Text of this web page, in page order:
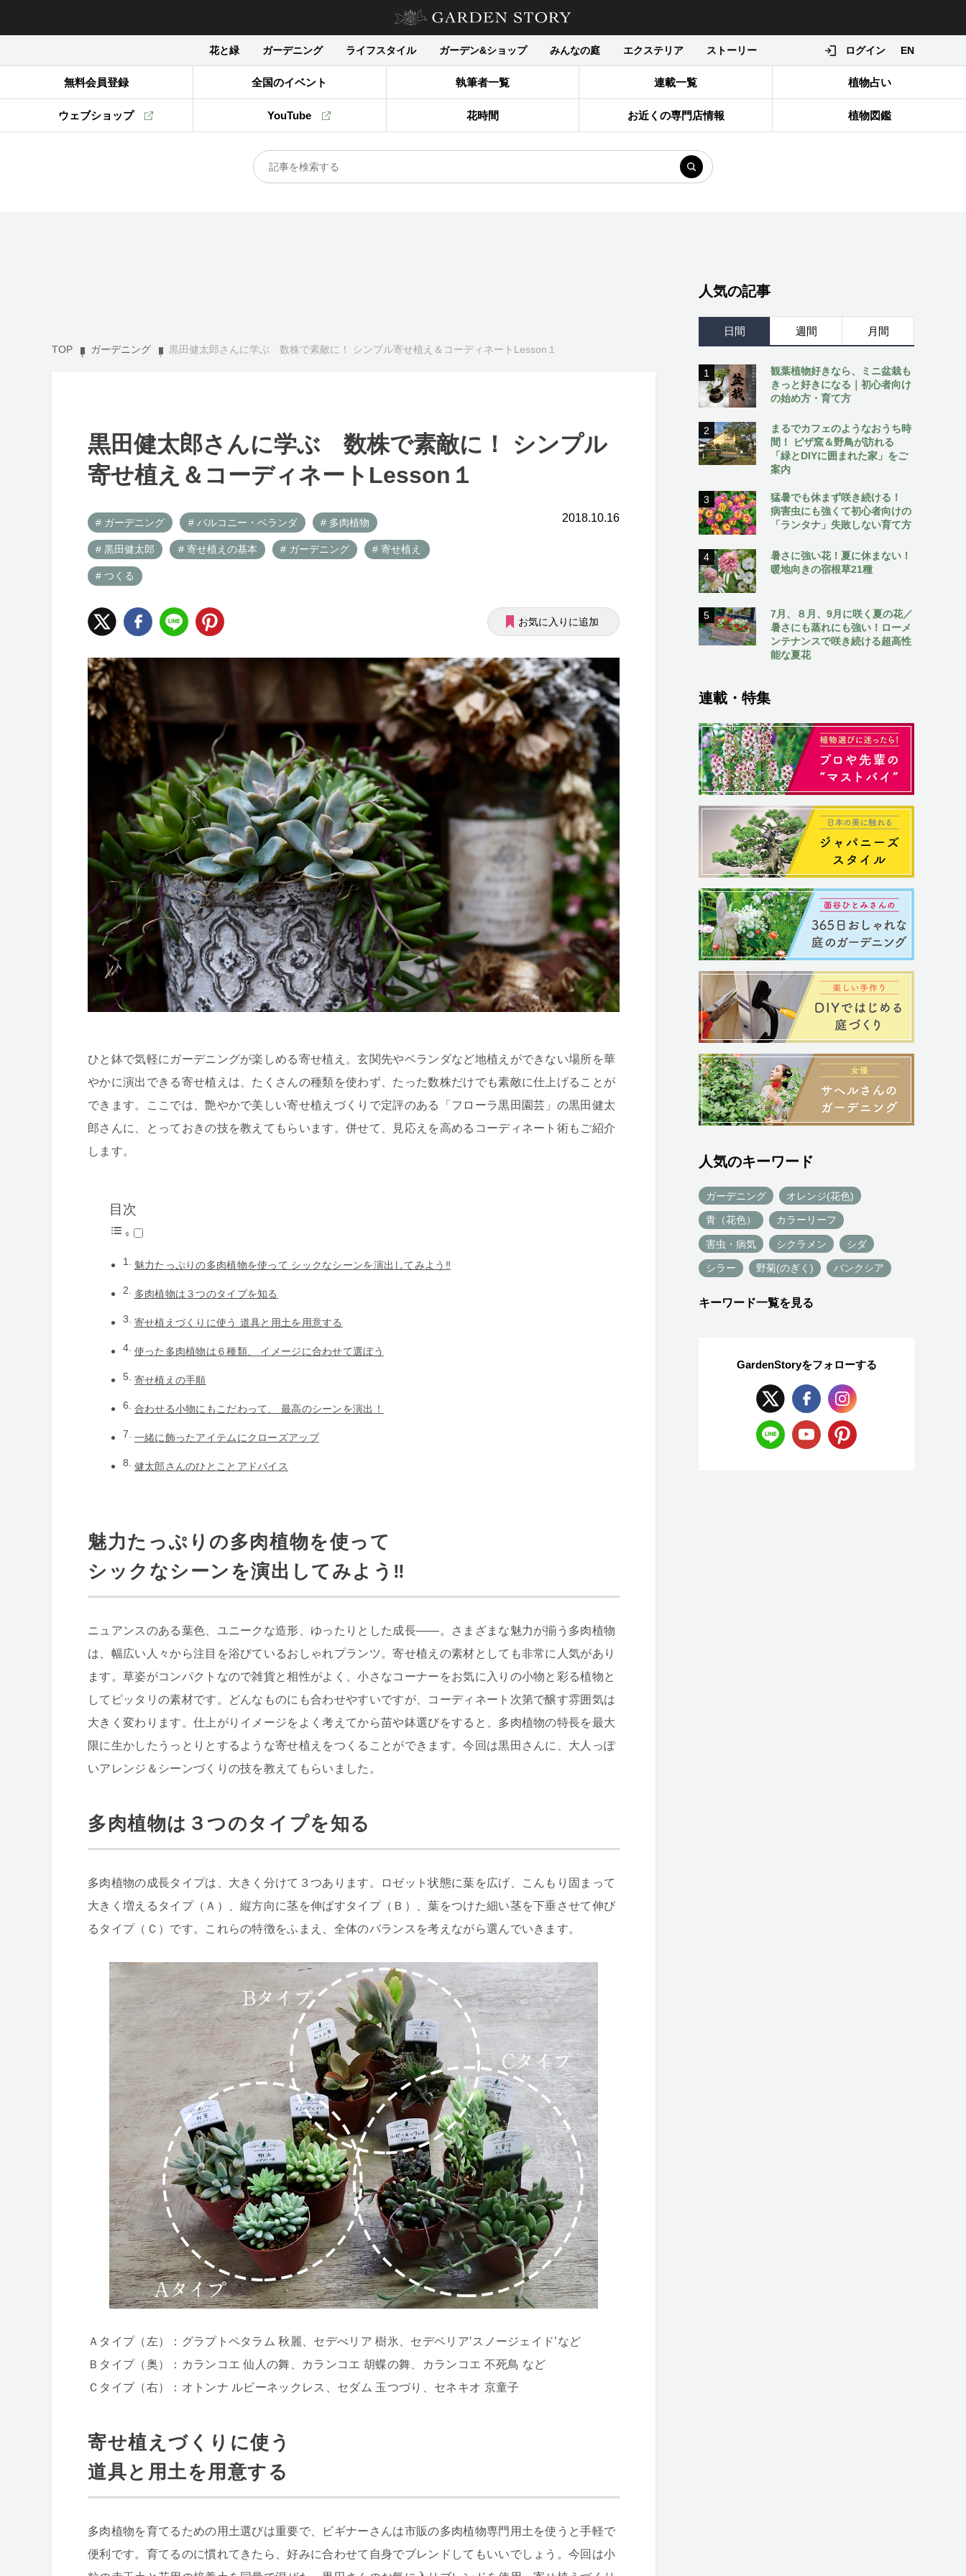
花と緑 ガーデニング ライフスタイル ガーデン&ショップ みんなの庭 エクステリア ストーリー ログイン EN
無料会員登録 全国のイベント 執筆者一覧 連載一覧 植物占い
ウェブショップ YouTube 花時間 お近くの専門店情報 植物図鑑
TOP ガーデニング 黒田健太郎さんに学ぶ 数株で素敵に！ シンプル寄せ植え＆コーディネートLesson１
黒田健太郎さんに学ぶ 数株で素敵に！ シンプル
寄せ植え＆コーディネートLesson１
# ガーデニング # バルコニー・ベランダ # 多肉植物
# 黒田健太郎 # 寄せ植えの基本 # ガーデニング # 寄せ植え
# つくる
2018.10.16
お気に入りに追加
ひと鉢で気軽にガーデニングが楽しめる寄せ植え。玄関先やベランダなど地植えができない場所を華
やかに演出できる寄せ植えは、たくさんの種類を使わず、たった数株だけでも素敵に仕上げることが
できます。ここでは、艶やかで美しい寄せ植えづくりで定評のある「フローラ黒田園芸」の黒田健太
郎さんに、とっておきの技を教えてもらいます。併せて、見応えを高めるコーディネート術もご紹介
します。
目次
魅力たっぷりの多肉植物を使って シックなシーンを演出してみよう‼
多肉植物は３つのタイプを知る
寄せ植えづくりに使う 道具と用土を用意する
使った多肉植物は６種類、 イメージに合わせて選ぼう
寄せ植えの手順
合わせる小物にもこだわって、 最高のシーンを演出！
一緒に飾ったアイテムにクローズアップ
健太郎さんのひとことアドバイス
魅力たっぷりの多肉植物を使って
シックなシーンを演出してみよう‼
ニュアンスのある葉色、ユニークな造形、ゆったりとした成長――。さまざまな魅力が揃う多肉植物
は、幅広い人々から注目を浴びているおしゃれプランツ。寄せ植えの素材としても非常に人気があり
ます。草姿がコンパクトなので雑貨と相性がよく、小さなコーナーをお気に入りの小物と彩る植物と
してピッタリの素材です。どんなものにも合わせやすいですが、コーディネート次第で醸す雰囲気は
大きく変わります。仕上がりイメージをよく考えてから苗や鉢選びをすると、多肉植物の特長を最大
限に生かしたうっとりとするような寄せ植えをつくることができます。今回は黒田さんに、大人っぽ
いアレンジ＆シーンづくりの技を教えてもらいました。
多肉植物は３つのタイプを知る
多肉植物の成長タイプは、大きく分けて３つあります。ロゼット状態に葉を広げ、こんもり固まって
大きく増えるタイプ（Ａ）、縦方向に茎を伸ばすタイプ（Ｂ）、葉をつけた細い茎を下垂させて伸び
るタイプ（Ｃ）です。これらの特徴をふまえ、全体のバランスを考えながら選んでいきます。
Ａタイプ（左）：グラプトペタラム 秋麗、セデべリア 樹氷、セデベリア‛スノージェイド’など
Ｂタイプ（奥）：カランコエ 仙人の舞、カランコエ 胡蝶の舞、カランコエ 不死鳥 など
Ｃタイプ（右）：オトンナ ルビーネックレス、セダム 玉つづり、セネキオ 京童子
寄せ植えづくりに使う
道具と用土を用意する
多肉植物を育てるための用土選びは重要で、ビギナーさんは市販の多肉植物専門用土を使うと手軽で
便利です。育てるのに慣れてきたら、好みに合わせて自身でブレンドしてもいいでしょう。今回は小
人気の記事
日間 週間 月間
1
観葉植物好きなら、ミニ盆栽も
きっと好きになる｜初心者向け
の始め方・育て方
2
まるでカフェのようなおうち時
間！ ピザ窯＆野鳥が訪れる
「緑とDIYに囲まれた家」をご
案内
3
猛暑でも休まず咲き続ける！
病害虫にも強くて初心者向けの
「ランタナ」失敗しない育て方
4
暑さに強い花！夏に休まない！
暖地向きの宿根草21種
5
7月、８月、9月に咲く夏の花／
暑さにも蒸れにも強い！ローメ
ンテナンスで咲き続ける超高性
能な夏花
連載・特集
人気のキーワード
ガーデニング オレンジ(花色)
青（花色） カラーリーフ
害虫・病気 シクラメン シダ
シラー 野菊(のぎく) バンクシア
キーワード一覧を見る
GardenStoryをフォローする